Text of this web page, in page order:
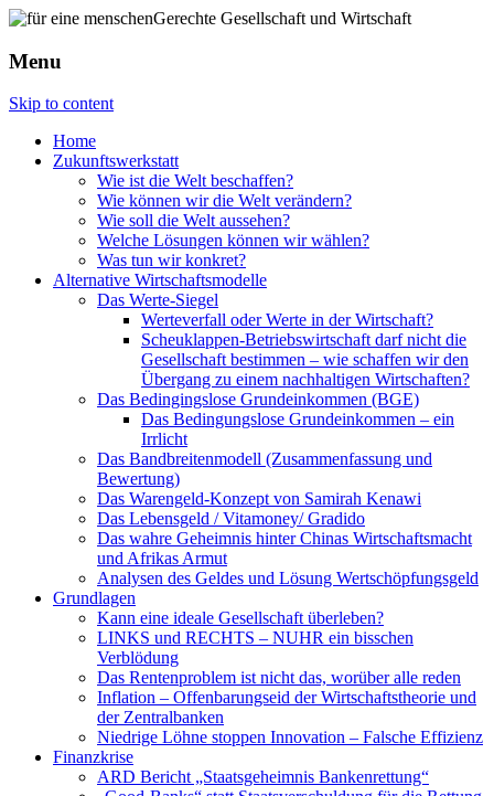
Menu
Skip to content
Home
Zukunftswerkstatt
Wie ist die Welt beschaffen?
Wie können wir die Welt verändern?
Wie soll die Welt aussehen?
Welche Lösungen können wir wählen?
Was tun wir konkret?
Alternative Wirtschaftsmodelle
Das Werte-Siegel
Werteverfall oder Werte in der Wirtschaft?
Scheuklappen-Betriebswirtschaft darf nicht die
Gesellschaft bestimmen – wie schaffen wir den
Übergang zu einem nachhaltigen Wirtschaften?
Das Bedingingslose Grundeinkommen (BGE)
Das Bedingungslose Grundeinkommen – ein
Irrlicht
Das Bandbreitenmodell (Zusammenfassung und
Bewertung)
Das Warengeld-Konzept von Samirah Kenawi
Das Lebensgeld / Vitamoney/ Gradido
Das wahre Geheimnis hinter Chinas Wirtschaftsmacht
und Afrikas Armut
Analysen des Geldes und Lösung Wertschöpfungsgeld
Grundlagen
Kann eine ideale Gesellschaft überleben?
LINKS und RECHTS – NUHR ein bisschen
Verblödung
Das Rentenproblem ist nicht das, worüber alle reden
Inflation – Offenbarungseid der Wirtschaftstheorie und
der Zentralbanken
Niedrige Löhne stoppen Innovation – Falsche Effizienz
Finanzkrise
ARD Bericht „Staatsgeheimnis Bankenrettung“